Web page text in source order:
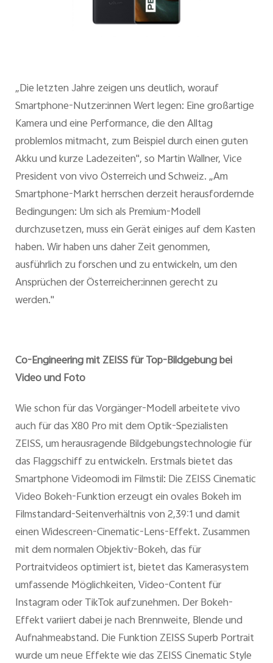
„Die letzten Jahre zeigen uns deutlich, worauf
Smartphone-Nutzer:innen Wert legen: Eine großartige
Kamera und eine Performance, die den Alltag
problemlos mitmacht, zum Beispiel durch einen guten
Akku und kurze Ladezeiten", so Martin Wallner, Vice
President von vivo Österreich und Schweiz. „Am
Smartphone-Markt herrschen derzeit herausfordernde
Bedingungen: Um sich als Premium-Modell
durchzusetzen, muss ein Gerät einiges auf dem Kasten
haben. Wir haben uns daher Zeit genommen,
ausführlich zu forschen und zu entwickeln, um den
Ansprüchen der Österreicher:innen gerecht zu
werden."
Co-Engineering mit ZEISS für Top-Bildgebung bei
Video und Foto
Wie schon für das Vorgänger-Modell arbeitete vivo
auch für das X80 Pro mit dem Optik-Spezialisten
ZEISS, um herausragende Bildgebungstechnologie für
das Flaggschiff zu entwickeln. Erstmals bietet das
Smartphone Videomodi im Filmstil: Die ZEISS Cinematic
Video Bokeh-Funktion erzeugt ein ovales Bokeh im
Filmstandard-Seitenverhältnis von 2,39:1 und damit
einen Widescreen-Cinematic-Lens-Effekt. Zusammen
mit dem normalen Objektiv-Bokeh, das für
Portraitvideos optimiert ist, bietet das Kamerasystem
umfassende Möglichkeiten, Video-Content für
Instagram oder TikTok aufzunehmen. Der Bokeh-
Effekt variiert dabei je nach Brennweite, Blende und
Aufnahmeabstand. Die Funktion ZEISS Superb Portrait
wurde um neue Effekte wie das ZEISS Cinematic Style